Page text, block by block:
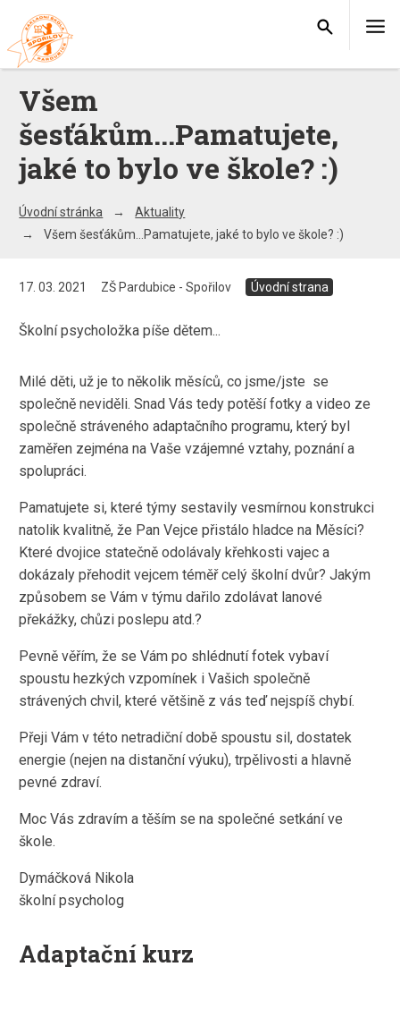
Všem
šesťákům...Pamatujete,
jaké to bylo ve škole? :)
Úvodní stránka
Aktuality
Všem šesťákům...Pamatujete, jaké to bylo ve škole? :)
17. 03. 2021 ZŠ Pardubice - Spořilov Úvodní strana
Školní psycholožka píše dětem...
Milé děti, už je to několik měsíců, co jsme/jste se
společně neviděli. Snad Vás tedy potěší fotky a video ze
společně stráveného adaptačního programu, který byl
zaměřen zejména na Vaše vzájemné vztahy, poznání a
spolupráci.
Pamatujete si, které týmy sestavily vesmírnou konstrukci
natolik kvalitně, že Pan Vejce přistálo hladce na Měsíci?
Které dvojice statečně odolávaly křehkosti vajec a
dokázaly přehodit vejcem téměř celý školní dvůr? Jakým
způsobem se Vám v týmu dařilo zdolávat lanové
překážky, chůzi poslepu atd.?
Pevně věřím, že se Vám po shlédnutí fotek vybaví
spoustu hezkých vzpomínek i Vašich společně
strávených chvil, které většině z vás teď nejspíš chybí.
Přeji Vám v této netradiční době spoustu sil, dostatek
energie (nejen na distanční výuku), trpělivosti a hlavně
pevné zdraví.
Moc Vás zdravím a těším se na společné setkání ve
škole.
Dymáčková Nikola
školní psycholog
Adaptační kurz